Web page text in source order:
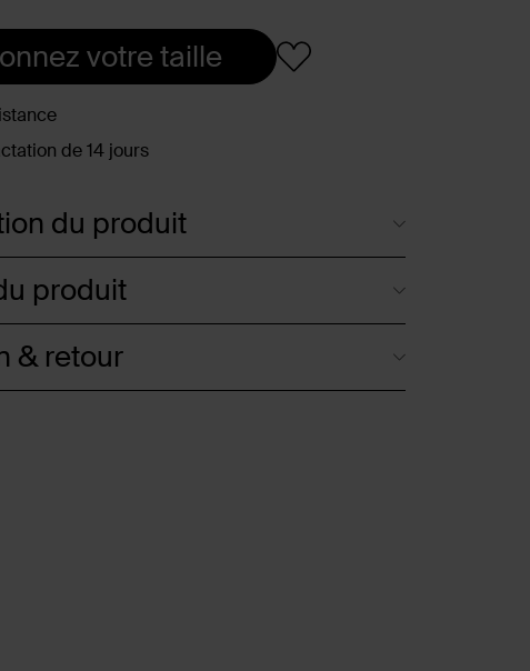
votre taille
de 14 jours
du produit
produit
& retour